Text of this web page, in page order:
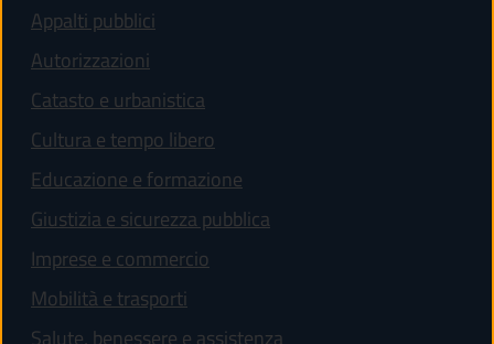
Appalti pubblici
Autorizzazioni
Catasto e urbanistica
Cultura e tempo libero
Educazione e formazione
Giustizia e sicurezza pubblica
Imprese e commercio
Mobilità e trasporti